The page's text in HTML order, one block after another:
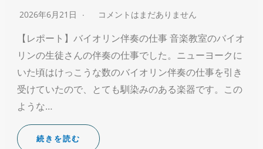
2026年6月21日 コメントはまだありません
【レポート】バイオリン伴奏の仕事 音楽教室のバイオ
リンの生徒さんの伴奏の仕事でした。ニューヨークに
いた頃はけっこうな数のバイオリン伴奏の仕事を引き
受けていたので、とても馴染みのある楽器です。この
ような…
続きを読む